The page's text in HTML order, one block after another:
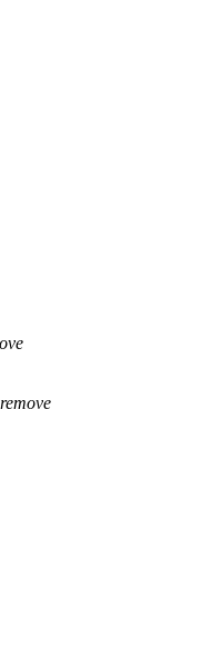
remove